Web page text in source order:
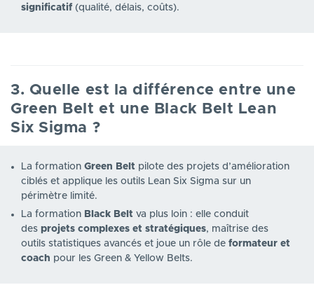
significatif (qualité, délais, coûts).
3. Quelle est la différence entre une
Green Belt et une Black Belt Lean
Six Sigma ?
La formation Green Belt pilote des projets d’amélioration
ciblés et applique les outils Lean Six Sigma sur un
périmètre limité.
La formation Black Belt va plus loin : elle conduit
des projets complexes et stratégiques, maîtrise des
outils statistiques avancés et joue un rôle de formateur et
coach pour les Green & Yellow Belts.